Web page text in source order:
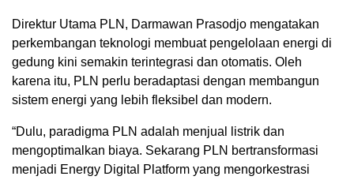
Direktur Utama PLN, Darmawan Prasodjo mengatakan
perkembangan teknologi membuat pengelolaan energi di
gedung kini semakin terintegrasi dan otomatis. Oleh
karena itu, PLN perlu beradaptasi dengan membangun
sistem energi yang lebih fleksibel dan modern.
“Dulu, paradigma PLN adalah menjual listrik dan
mengoptimalkan biaya. Sekarang PLN bertransformasi
menjadi Energy Digital Platform yang mengorkestrasi